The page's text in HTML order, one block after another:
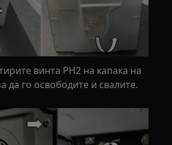
винта PH2 на капака на
да го освободите и свалите.